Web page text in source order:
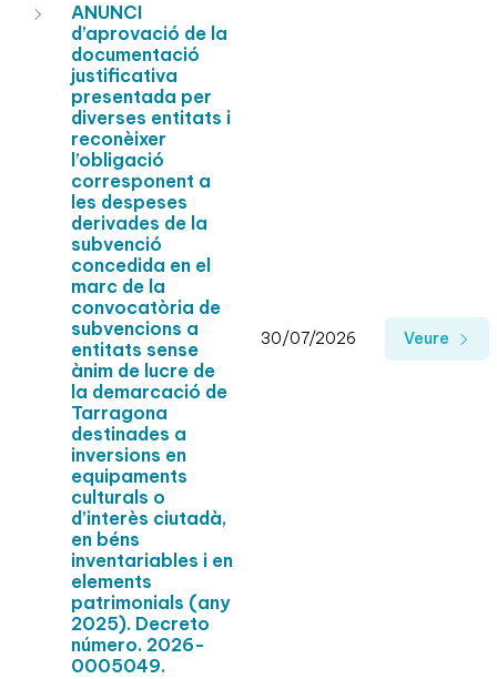
ANUNCI
d’aprovació de la
documentació
justificativa
presentada per
diverses entitats i
reconèixer
l’obligació
corresponent a
les despeses
derivades de la
subvenció
concedida en el
marc de la
convocatòria de
subvencions a
entitats sense
ànim de lucre de
la demarcació de
Tarragona
destinades a
inversions en
equipaments
culturals o
d’interès ciutadà,
en béns
inventariables i en
elements
patrimonials (any
2025). Decreto
número. 2026-
0005049.
30/07/2026 Veure